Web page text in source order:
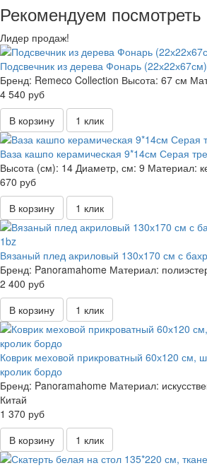
Рекомендуем посмотреть
Лидер продаж!
Подсвечник из дерева Фонарь
Бренд: Remeco Collection Высота: 67 см
4 540 руб
В корзину
1 клик
Ваза кашпо керамическая 9*14см Серая
Высота (см): 14 Диаметр, см: 9 Материал:
670 руб
В корзину
1 клик
Вязаный плед акриловый 130х170 см с
Бренд: Panoramahome Материал:
2 400 руб
В корзину
1 клик
Коврик меховой прикроватный 60х120 см,
кролик бордо
Бренд: Panoramahome Материал:
Китай
1 370 руб
В корзину
1 клик